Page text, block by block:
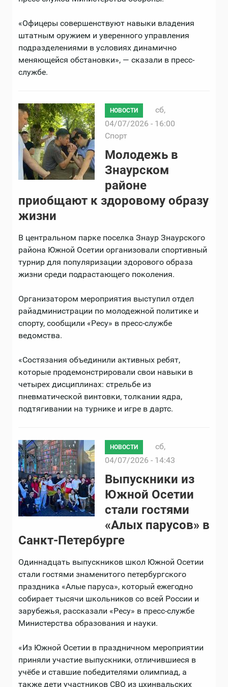
«Офицеры совершенствуют навыки владения
штатным оружием и уверенного управления
подразделениями в условиях динамично
меняющейся обстановки», — сказали в пресс-
службе.
НОВОСТИ
сб,
04/07/2026 - 16:00
Спорт
Молодежь в
Знаурском
районе
приобщают к здоровому образу
жизни
В центральном парке поселка Знаур Знаурского
района Южной Осетии организовали спортивный
турнир для популяризации здорового образа
жизни среди подрастающего поколения.
Организатором мероприятия выступил отдел
райадминистрации по молодежной политике и
спорту, сообщили «Ресу» в пресс-службе
ведомства.
«Состязания объединили активных ребят,
которые продемонстрировали свои навыки в
четырех дисциплинах: стрельбе из
пневматической винтовки, толкании ядра,
подтягивании на турнике и игре в дартс.
НОВОСТИ
сб,
04/07/2026 - 14:43
Выпускники из
Южной Осетии
стали гостями
«Алых парусов» в
Санкт-Петербурге
Одиннадцать выпускников школ Южной Осетии
стали гостями знаменитого петербургского
праздника «Алые паруса», который ежегодно
собирает тысячи школьников со всей России и
зарубежья, рассказали «Ресу» в пресс-службе
Министерства образования и науки.
«Из Южной Осетии в праздничном мероприятии
приняли участие выпускники, отличившиеся в
учёбе и ставшие победителями олимпиад, а
также дети участников СВО из цхинвальских